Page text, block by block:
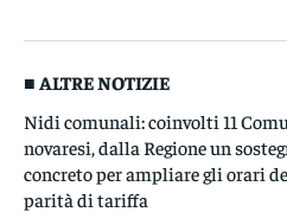
■ ALTRE NOTIZIE
Nidi comunali: coinvolti 11
novaresi, dalla Regione un
concreto per ampliare gli orari
parità di tariffa